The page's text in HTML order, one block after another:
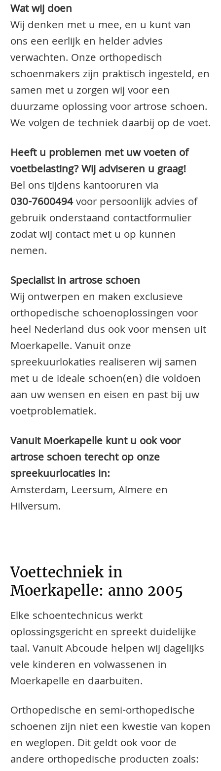
Wat wij doen
Wij denken met u mee, en u kunt van
ons een eerlijk en helder advies
verwachten. Onze orthopedisch
schoenmakers zijn praktisch ingesteld, en
samen met u zorgen wij voor een
duurzame oplossing voor artrose schoen.
We volgen de techniek daarbij op de voet.
Heeft u problemen met uw voeten of
voetbelasting? Wij adviseren u graag!
Bel ons tijdens kantooruren via
030-7600494voor persoonlijk advies of
gebruik onderstaand contactformulier
zodat wij contact met u op kunnen
nemen.
Specialist in artrose schoen
Wij ontwerpen en maken exclusieve
orthopedische schoenoplossingen voor
heel Nederland dus ook voor mensen uit
Moerkapelle. Vanuit onze
spreekuurlokaties realiseren wij samen
met u de ideale schoen(en) die voldoen
aan uw wensen en eisen en past bij uw
voetproblematiek.
Vanuit Moerkapelle kunt u ook voor
artrose schoen terecht op onze
spreekuurlocaties in:
Amsterdam, Leersum, Almere en
Hilversum.
Voettechniek in
Moerkapelle: anno 2005
Elke schoentechnicus werkt
oplossingsgericht en spreekt duidelijke
taal. Vanuit Abcoude helpen wij dagelijks
vele kinderen en volwassenen in
Moerkapelle en daarbuiten.
​​​​Orthopedische en semi-orthopedische
schoenen zijn niet een kwestie van kopen
en weglopen. Dit geldt ook voor de
andere orthopedische producten zoals: